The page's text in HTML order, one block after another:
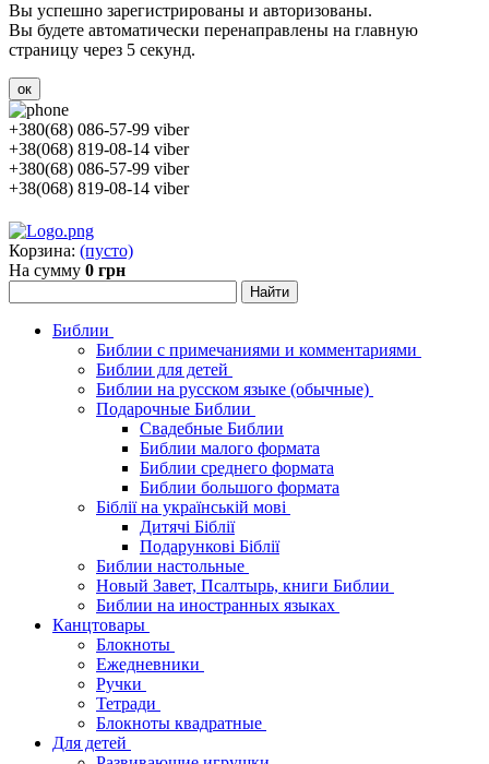
Вы успешно зарегистрированы и авторизованы.
Вы будете автоматически перенаправлены на главную
страницу через 5 секунд.
ок
+380(68) 086-57-99 viber
+38(068) 819-08-14 viber
+380(68) 086-57-99 viber
+38(068) 819-08-14 viber
Корзина: (пусто)
На сумму 0 грн
Библии
Библии с примечаниями и комментариями
Библии для детей
Библии на русском языке (обычные)
Подарочные Библии
Свадебные Библии
Библии малого формата
Библии среднего формата
Библии большого формата
Біблії на українській мові
Дитячі Біблії
Подарункові Біблії
Библии настольные
Новый Завет, Псалтырь, книги Библии
Библии на иностранных языках
Канцтовары
Блокноты
Ежедневники
Ручки
Тетради
Блокноты квадратные
Для детей